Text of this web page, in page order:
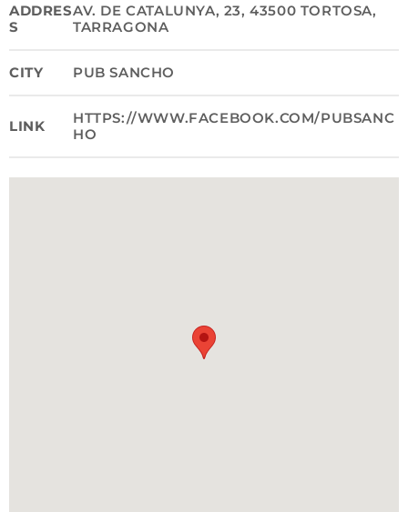
ADDRES
S
AV. DE CATALUNYA, 23, 43500 TORTOSA,
TARRAGONA
CITY PUB SANCHO
LINK
HTTPS://WWW.FACEBOOK.COM/PUBSANC
HO